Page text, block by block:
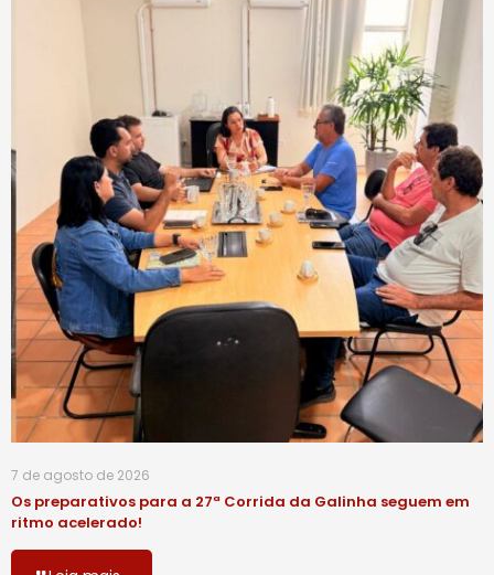
7 de agosto de 2026
Os preparativos para a 27ª Corrida da Galinha seguem em
ritmo acelerado!